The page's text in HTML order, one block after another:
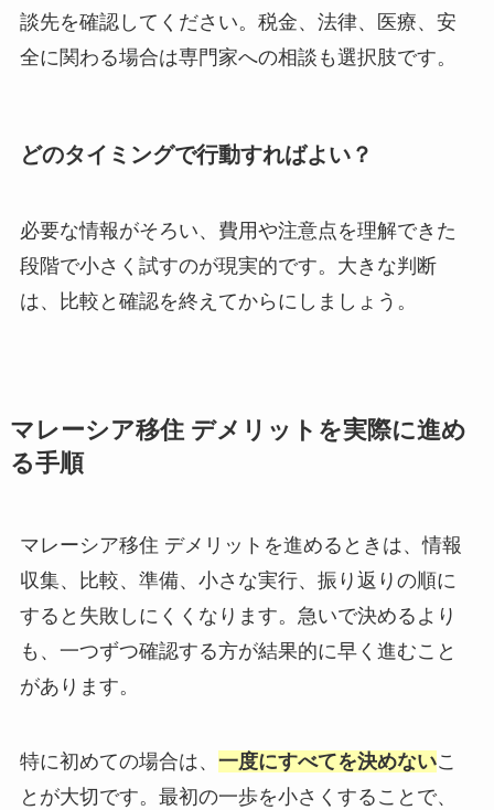
談先を確認してください。税金、法律、医療、安
全に関わる場合は専門家への相談も選択肢です。
どのタイミングで行動すればよい？
必要な情報がそろい、費用や注意点を理解できた
段階で小さく試すのが現実的です。大きな判断
は、比較と確認を終えてからにしましょう。
マレーシア移住 デメリットを実際に進め
る手順
マレーシア移住 デメリットを進めるときは、情報
収集、比較、準備、小さな実行、振り返りの順に
すると失敗しにくくなります。急いで決めるより
も、一つずつ確認する方が結果的に早く進むこと
があります。
特に初めての場合は、 一度にすべてを決めないこ
とが大切です。最初の一歩を小さくすることで、